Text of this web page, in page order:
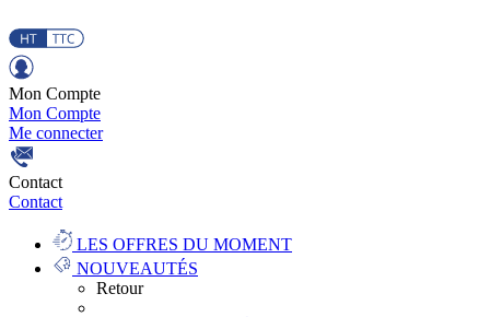
Mon Compte
Mon Compte
Me connecter
Contact
Contact
LES OFFRES DU MOMENT
NOUVEAUTÉS
Retour